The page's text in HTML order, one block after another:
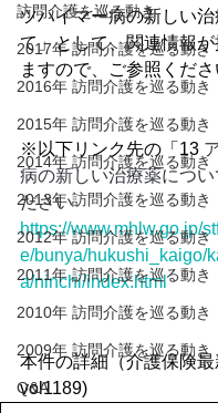
訪問介護を巡る動き
2017年 訪問介護を巡る動き
2016年 訪問介護を巡る動き
2015年 訪問介護を巡る動き
2014年 訪問介護を巡る動き
2013年 訪問介護を巡る動き
2012年 訪問介護を巡る動き
2011年 訪問介護を巡る動き
2010年 訪問介護を巡る動き
2009年 訪問介護を巡る動き
Q&A
ツハイマー病の新しい
て」として、関連情報
ますので、ご参照くださ
※以下リンク先の「13
病の新しい治療薬につい
ださい
https://www.mhlw.go.jp/
e/bunya/hukushi_kaigo/
a/ninchi/index.html
本件の詳細（介護保険最
vol1189)